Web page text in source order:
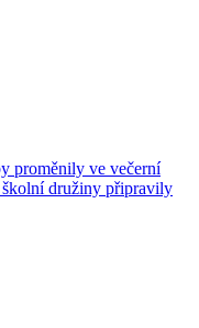
proměnily ve večerní
školní družiny připravily